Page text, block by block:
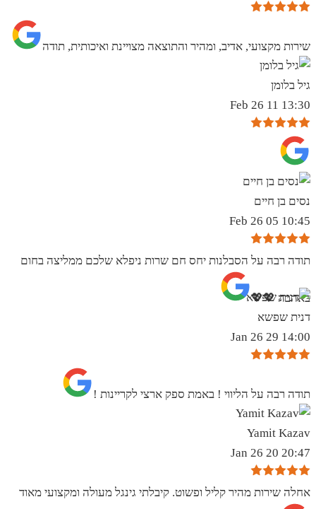
שירות מקצועי, אדיב, ומהיר והתוצאה מצויינת ואיכותית, תודה
גיל בלומן
13:30 11 Feb 26
נסים בן חיים
10:45 05 Feb 26
תודה רבה על הסבלנות יחס חם שרות ניפלא שלכם ממליצה בחום
באהבה 💖💖
דנית שפשא
14:00 29 Jan 26
תודה רבה על הליווי ! באמת ספק ארצי לקריינות !
Yamit Kazav
20:47 20 Jan 26
אחלה שירות מהיר קליל ופשוט. קיבלתי גינגל מעולה ומקצועי מאוד